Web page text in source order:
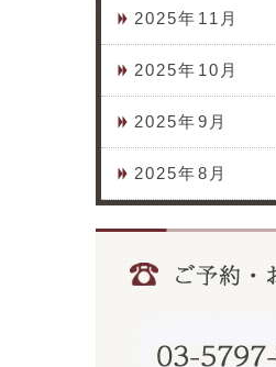
2025年11月
2025年10月
2025年9月
2025年8月